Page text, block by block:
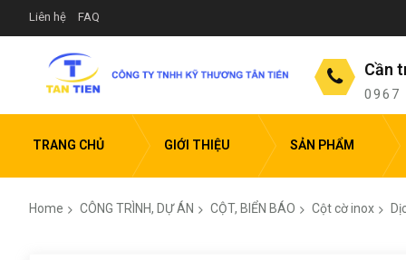
Liên hệ FAQ
Cần
0967
TRANG CHỦ GIỚI THIỆU SẢN PHẨM
Home CÔNG TRÌNH, DỰ ÁN CỘT, BIỂN BÁO Cột cờ inox